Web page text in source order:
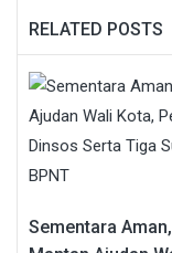
RELATED POSTS
Sementara Aman,